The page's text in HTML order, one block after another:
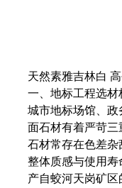
天然素雅吉林白
一、地标工程选
城市地标场馆、
面石材有着严苛
石材常存在色差
整体质感与使用寿
产自蛟河天岗矿区